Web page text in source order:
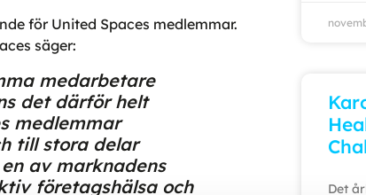
för United Spaces medlemmar.
säger:
medarbetare
det därför helt
medlemmar
till stora delar
av marknadens
företagshälsa och
Det